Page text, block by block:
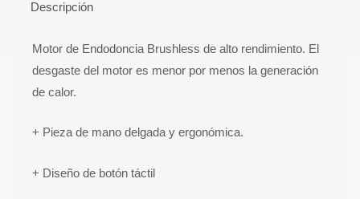
Descripción
Motor de Endodoncia Brushless de alto rendimiento. El
desgaste del motor es menor por menos la generación
de calor.
+ Pieza de mano delgada y ergonómica.
+ Diseño de botón táctil